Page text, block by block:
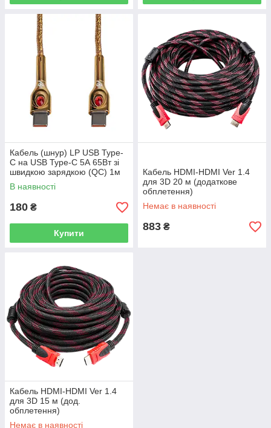
Кабель (шнур) LP USB Type-
C на USB Type-C 5А 65Вт зі
швидкою зарядкою (QC) 1м
C651MС
В наявності
180 ₴
Купити
Кабель HDMI-HDMI Ver 1.4
для 3D 20 м (додаткове
обплетення)
Немає в наявності
883 ₴
Кабель HDMI-HDMI Ver 1.4
для 3D 15 м (дод.
обплетення)
Немає в наявності